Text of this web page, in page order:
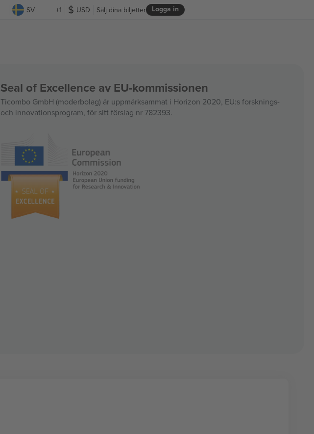
SV +1 USD Logga in
Sälj dina biljetter
Seal of Excellence av EU-kommissionen
Ticombo GmbH (moderbolag) är uppmärksammat i Horizon 2020, EU:s forsknings-
och innovationsprogram, för sitt förslag nr 782393.